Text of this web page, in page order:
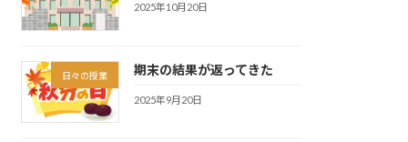
2025年10月20日
日々の授業 期末の結果が返ってきた
2025年9月20日